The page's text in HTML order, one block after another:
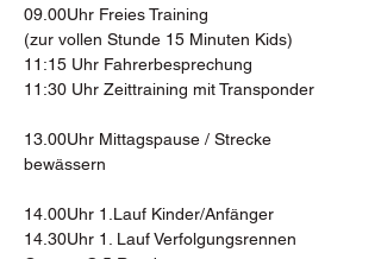
09.00Uhr Freies Training
(zur vollen Stunde 15 Minuten Kids)
11:15 Uhr Fahrerbesprechung
11:30 Uhr Zeittraining mit Transponder
13.00Uhr Mittagspause / Strecke
bewässern
14.00Uhr 1.Lauf Kinder/Anfänger
14.30Uhr 1. Lauf Verfolgungsrennen